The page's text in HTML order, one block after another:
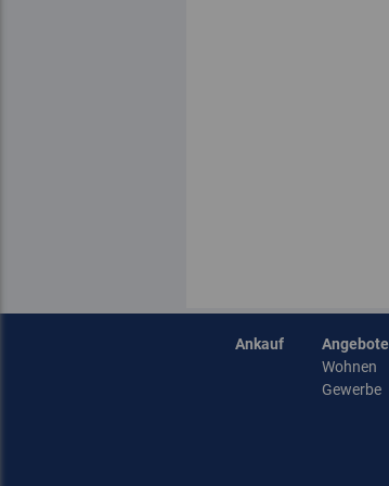
Ankauf
Angebote
Wohnen
Gewerbe